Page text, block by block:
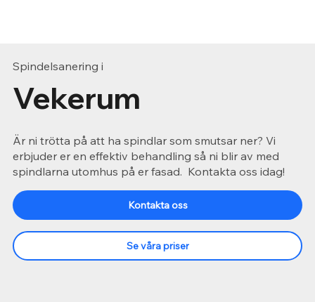
Spindelsanering i
Vekerum
Är ni trötta på att ha spindlar som smutsar ner? Vi
erbjuder er en effektiv behandling så ni blir av med
spindlarna utomhus på er fasad. Kontakta oss idag!
Kontakta oss
Se våra priser